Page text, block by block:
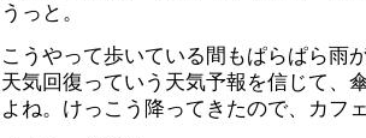
うっと。
こうやって歩いている間もぱらぱら雨
天気回復っていう天気予報を信じて、
よね。けっこう降ってきたので、カフ